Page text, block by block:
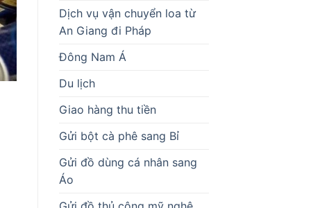
Dịch vụ vận chuyển loa từ
An Giang đi Pháp
Đông Nam Á
Du lịch
Giao hàng thu tiền
Gửi bột cà phê sang Bỉ
Gửi đồ dùng cá nhân sang
Áo